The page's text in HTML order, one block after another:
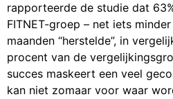
rapporteerde de studie dat
FITNET-groep – net iets
maanden “herstelde”, in
procent van de
succes maskeert een veel
kan niet zomaar voor waar